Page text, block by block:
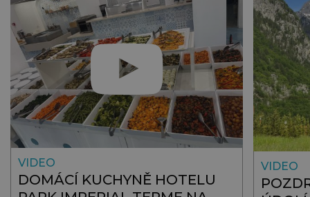
VIDEO
DOMÁCÍ KUCHYNĚ HOTELU
VIDEO